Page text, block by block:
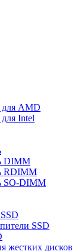
AMD
Intel
DIMM
RDIMM
SO-DIMM
SSD
жестких дисков